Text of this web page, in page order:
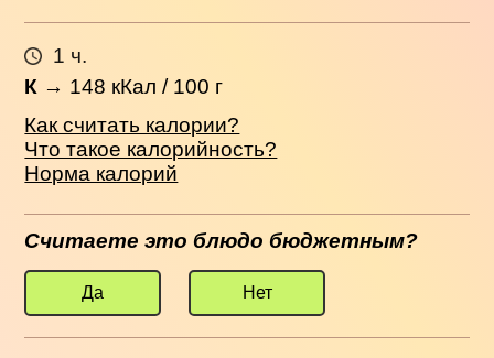
1 ч.
К → 148 кКал / 100 г
Как считать калории?
Что такое калорийность?
Норма калорий
Считаете это блюдо бюджетным?
Да Нет